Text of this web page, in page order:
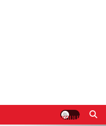
κουμπί